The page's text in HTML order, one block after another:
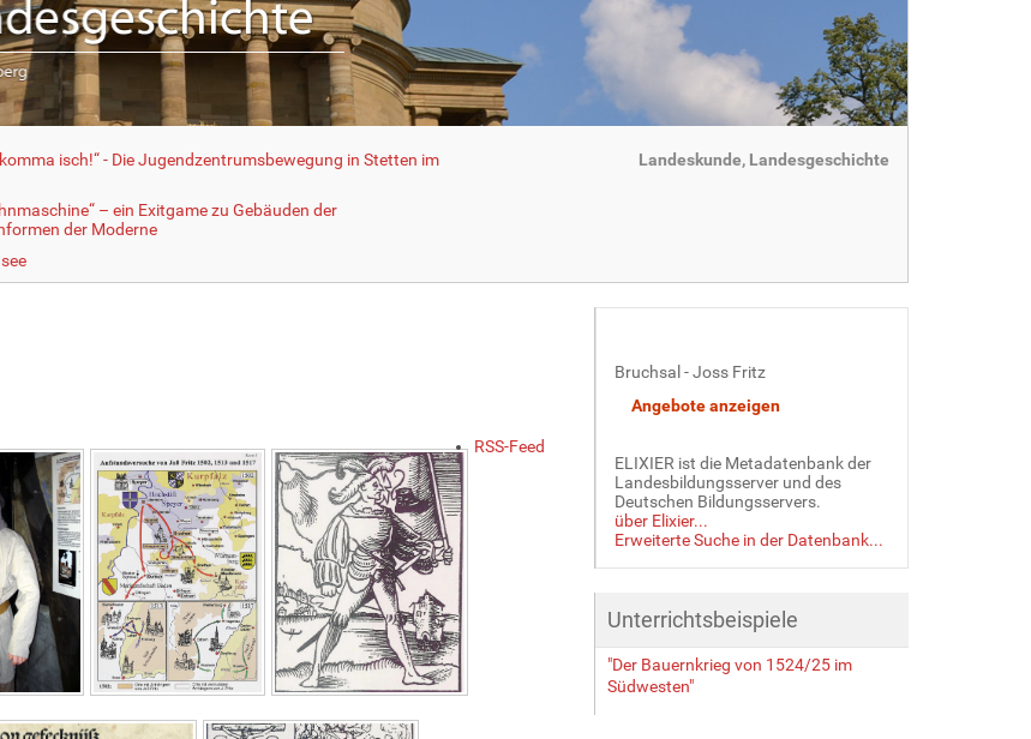
isch!“ - Die Jugendzentrumsbewegung in Stetten im
– ein Exitgame zu Gebäuden der
der Moderne
Landeskunde, Landesgeschichte
RSS-Feed
Bruchsal - Joss Fritz
ELIXIER ist die Metadatenbank der
Landesbildungsserver und des
Deutschen Bildungsservers.
über Elixier...
Erweiterte Suche in der Datenbank...
Unterrichtsbeispiele
"Der Bauernkrieg von 1524/25 im
Südwesten"